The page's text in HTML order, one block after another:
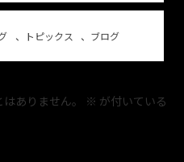
、 トピックス 、 ブログ
ありません。 ※ が付いている